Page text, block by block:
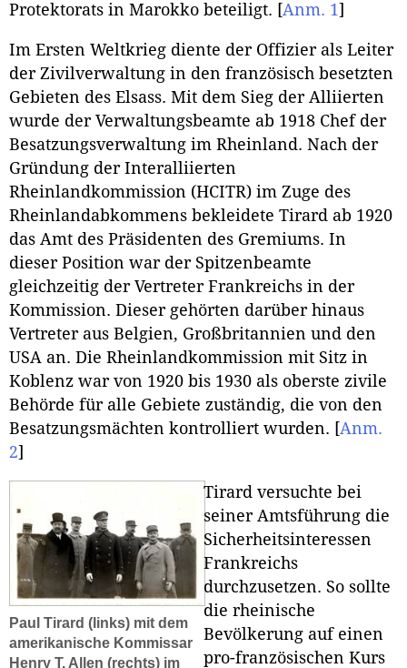
Protektorats in Marokko beteiligt. [Anm. 1]
Im Ersten Weltkrieg diente der Offizier als Leiter
der Zivilverwaltung in den französisch besetzten
Gebieten des Elsass. Mit dem Sieg der Alliierten
wurde der Verwaltungsbeamte ab 1918 Chef der
Besatzungsverwaltung im Rheinland. Nach der
Gründung der Interalliierten
Rheinlandkommission (HCITR) im Zuge des
Rheinlandabkommens bekleidete Tirard ab 1920
das Amt des Präsidenten des Gremiums. In
dieser Position war der Spitzenbeamte
gleichzeitig der Vertreter Frankreichs in der
Kommission. Dieser gehörten darüber hinaus
Vertreter aus Belgien, Großbritannien und den
USA an. Die Rheinlandkommission mit Sitz in
Koblenz war von 1920 bis 1930 als oberste zivile
Behörde für alle Gebiete zuständig, die von den
Besatzungsmächten kontrolliert wurden. [Anm.
2]
Paul Tirard (links) mit dem
amerikanische Kommissar
Henry T. Allen (rechts) im
Tirard versuchte bei
seiner Amtsführung die
Sicherheitsinteressen
Frankreichs
durchzusetzen. So sollte
die rheinische
Bevölkerung auf einen
pro-französischen Kurs